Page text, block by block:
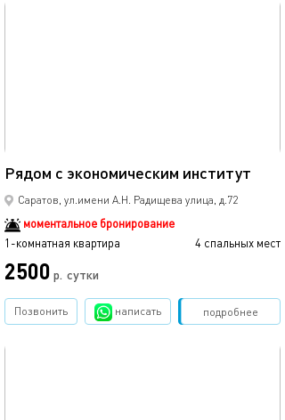
Рядом с экономическим институт
Саратов, ул.имени А.Н. Радищева улица, д.72
моментальное бронирование
1-комнатная квартира
4 спальных мест
2500 р. сутки
подробнее
Позвонить написать Забронировать